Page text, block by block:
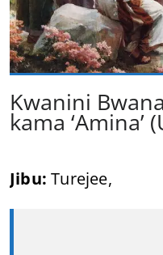
Kwanini
kama ‘Amina’
Jibu: Turejee,